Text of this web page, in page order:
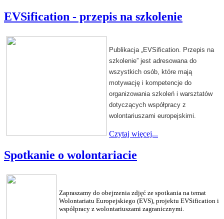
EVSification - przepis na szkolenie
Publikacja „EVSification. Przepis na
szkolenie” jest adresowana do
wszystkich osób, które mają
motywację i kompetencje do
organizowania szkoleń i warsztatów
dotyczących współpracy z
wolontariuszami europejskimi.
Czytaj więcej...
Spotkanie o wolontariacie
Zapraszamy do obejrzenia zdjęć ze spotkania na temat
Wolontariatu Europejskiego (EVS), projektu EVSification i
współpracy z wolontariuszami zagranicznymi.